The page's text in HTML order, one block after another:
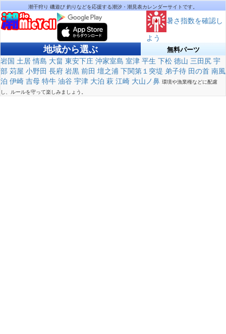
潮干狩り 磯遊び 釣りなどを応援する潮汐・潮見表カレンダーサイトです。
暑さ指数を確認し
よう
地域から選ぶ 無料パーツ
岩国 土居 情島 大畠 東安下庄 沖家室島 室津 平生 下松 徳山 三田尻 宇
部 苅屋 小野田 長府 岩黒 前田 壇之浦 下関第１突堤 弟子待 田の首 南風
泊 伊崎 吉母 特牛 油谷 宇津 大泊 萩 江崎 大山ノ鼻 環境や漁業権などに配慮
し、ルールを守って楽しみましょう。